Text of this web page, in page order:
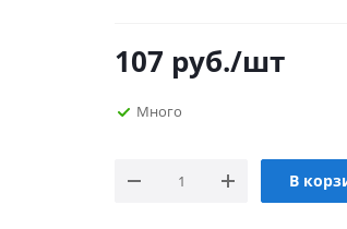
107 руб./шт
Много
В